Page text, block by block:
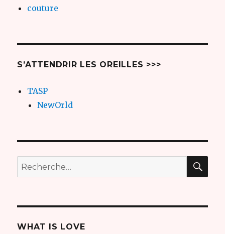
couture
S’ATTENDRIR LES OREILLES >>>
TASP
NewOrld
Recherche
pour
WHAT IS LOVE